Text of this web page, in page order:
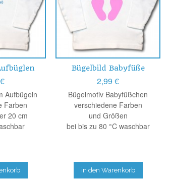
Aufbügeln
Farben
20 cm
Bügelbild Babyfüße
2,99 €
Bügelmotiv Babyfüßchen
verschiedene Farben
und Größen
bei bis zu 80 °C waschbar
in den Warenkorb